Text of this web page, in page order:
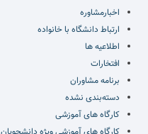
اخبارمشاوره
ارتباط دانشگاه با خانواده
اطلاعیه ها
افتخارات
برنامه مشاوران
دسته‌بندی نشده
کارگاه های آموزشی